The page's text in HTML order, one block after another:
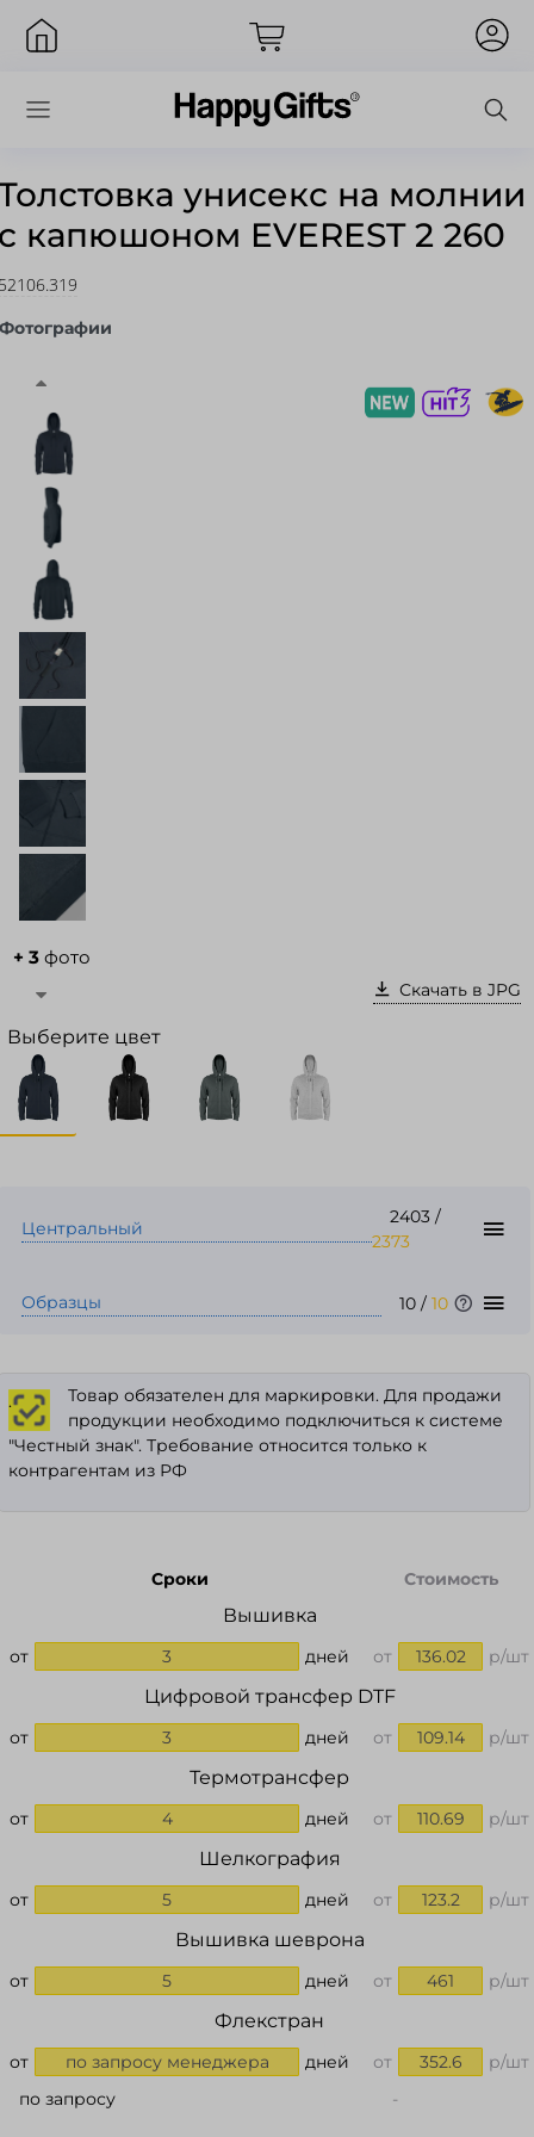
унисекс на молнии
капюшоном EVEREST 2 260
Фотографии
+ 3 фото
Скачать в JPG
Выберите цвет
Центральный
2403/
2373
Образцы 10 / 10
.
Товар обязателен для маркировки. Для продажи
продукции необходимо подключиться к системе
"Честный знак". Требование относится только к
контрагентам из РФ
Сроки Стоимость
Вышивка
от 3 дней от 136.02 р/шт
Цифровой трансфер DTF
от 3 дней от 109.14 р/шт
Термотрансфер
от 4 дней от 110.69 р/шт
Шелкография
от 5 дней от 123.2 р/шт
Вышивка шеврона
от 5 дней от 461 р/шт
Флекстран
от по запросу менеджера дней от 352.6
р/шт
по запросу
-
Запомнить меня